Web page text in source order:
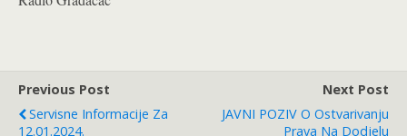
Previous Post
Servisne Informacije Za
12.01.2024.
Next Post
JAVNI POZIV O Ostvarivanju
Prava Na Dodjelu